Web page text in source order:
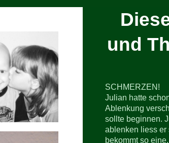
und
SCHMERZEN!
Julian hatte
Ablenkung
sollte beginnen.
ablenken liess er
bekommt so